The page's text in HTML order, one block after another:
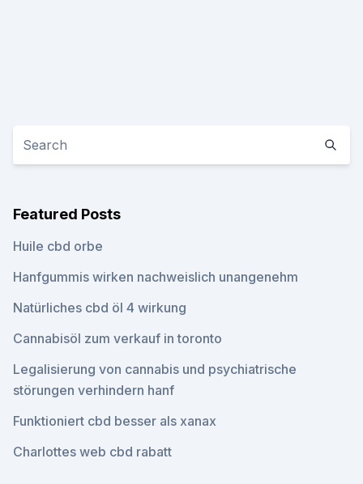
Featured Posts
Huile cbd orbe
Hanfgummis wirken nachweislich unangenehm
Natürliches cbd öl 4 wirkung
Cannabisöl zum verkauf in toronto
Legalisierung von cannabis und psychiatrische
störungen verhindern hanf
Funktioniert cbd besser als xanax
Charlottes web cbd rabatt